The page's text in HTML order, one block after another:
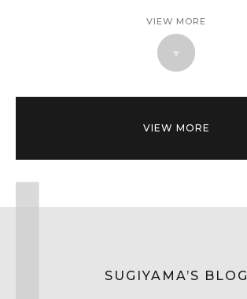
VIEW MORE
VIEW MORE
SUGIYAMA’S BLOG